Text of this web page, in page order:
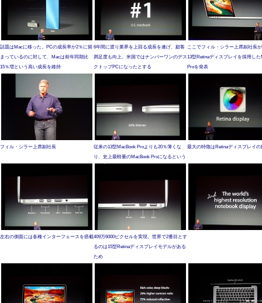
話題はMacに移った。PCの成長率が2％に留
まっているのに対して、Macは前年同期比
15％増という高い成長を維持
6年間に渡り業界を上回る成長を遂げ、顧客
満足度も向上。米国ではナンバーワンのデス
クトップPCになったとする
ここでフィル・シラー上席副社長
13型Retinaディスプレイを採用した
Proを発表
フィル・シラー上席副社長
従来の13型MacBook Proよりも20％薄くな
り、史上最軽量のMacBook Proになるという
最大の特徴はRetinaディスプレイの
左右の側面には各種インターフェースを搭載409万6000ピクセルを実現。世界で2番目とす
るのは15型Retinaディスプレイモデルがある
ため